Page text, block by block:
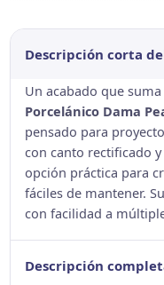
Descripción corta
Un acabado que
Porcelánico Dama
pensado para
con canto rectificado y
opción práctica para
fáciles de mantener.
con facilidad a
Descripción